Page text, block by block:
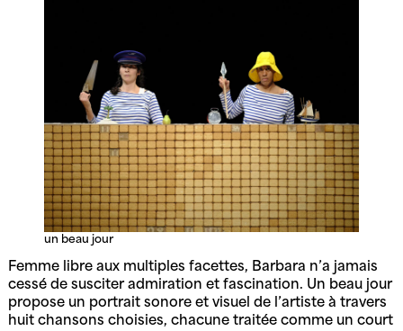
un beau jour
Femme libre aux multiples facettes, Barbara n’a jamais
cessé de susciter admiration et fascination. Un beau jour
propose un portrait sonore et visuel de l’artiste à travers
huit chansons choisies, chacune traitée comme un court